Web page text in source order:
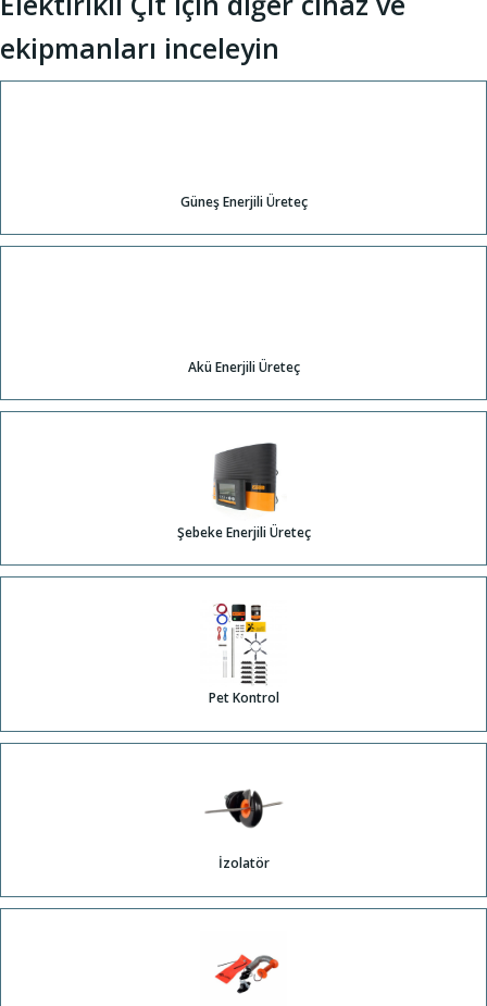
ekipmanları inceleyin
Güneş Enerjili Üreteç
Akü Enerjili Üreteç
Şebeke Enerjili Üreteç
Pet Kontrol
İzolatör